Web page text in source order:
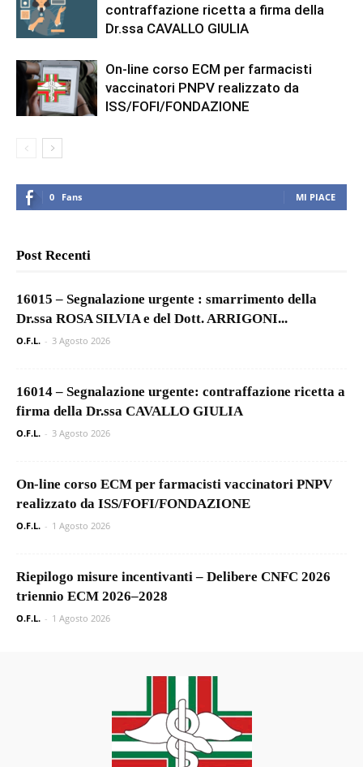
contraffazione ricetta a firma della
Dr.ssa CAVALLO GIULIA
On-line corso ECM per farmacisti
vaccinatori PNPV realizzato da
ISS/FOFI/FONDAZIONE
0 Fans MI PIACE
Post Recenti
16015 – Segnalazione urgente : smarrimento della
Dr.ssa ROSA SILVIA e del Dott. ARRIGONI...
O.F.L. - 3 Agosto 2026
16014 – Segnalazione urgente: contraffazione ricetta a
firma della Dr.ssa CAVALLO GIULIA
O.F.L. - 3 Agosto 2026
On-line corso ECM per farmacisti vaccinatori PNPV
realizzato da ISS/FOFI/FONDAZIONE
O.F.L. - 1 Agosto 2026
Riepilogo misure incentivanti – Delibere CNFC 2026
triennio ECM 2026–2028
O.F.L. - 1 Agosto 2026